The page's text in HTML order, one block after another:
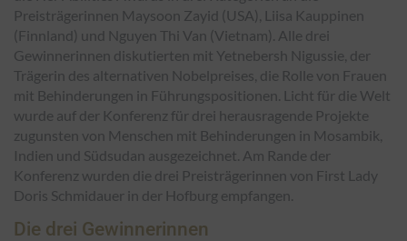
Preisträgerinnen Maysoon Zayid (USA), Liisa Kauppinen
(Finnland) und Nguyen Thi Van (Vietnam). Alle drei
Gewinnerinnen diskutierten mit Yetnebersh Nigussie, der
Trägerin des alternativen Nobelpreises, die Rolle von Frauen
mit Behinderungen in Führungspositionen. Licht für die Welt
wurde auf der Konferenz für drei herausragende Projekte
zugunsten von Menschen mit Behinderungen in Mosambik,
Indien und Südsudan ausgezeichnet. Am Rande der
Konferenz wurden die drei Preisträgerinnen von First Lady
Doris Schmidauer in der Hofburg empfangen.
Die drei Gewinnerinnen